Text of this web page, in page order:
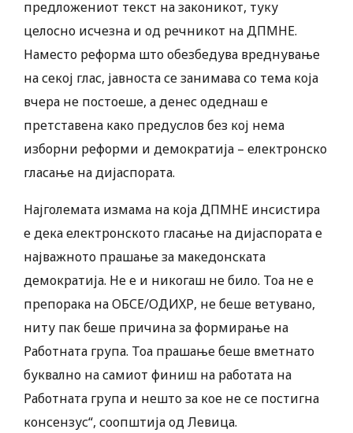
предложениот текст на законикот, туку
целосно исчезна и од речникот на ДПМНЕ.
Наместо реформа што обезбедува вреднување
на секој глас, јавноста се занимава со тема која
вчера не постоеше, а денес одеднаш е
претставена како предуслов без кој нема
изборни реформи и демократија – електронско
гласање на дијаспората.
Најголемата измама на која ДПМНЕ инсистира
е дека електронското гласање на дијаспората е
најважното прашање за македонската
демократија. Не е и никогаш не било. Тоа не е
препорака на ОБСЕ/ОДИХР, не беше ветувано,
ниту пак беше причина за формирање на
Работната група. Тоа прашање беше вметнато
буквално на самиот финиш на работата на
Работната група и нешто за кое не се постигна
консензус“, соопштија од Левица.